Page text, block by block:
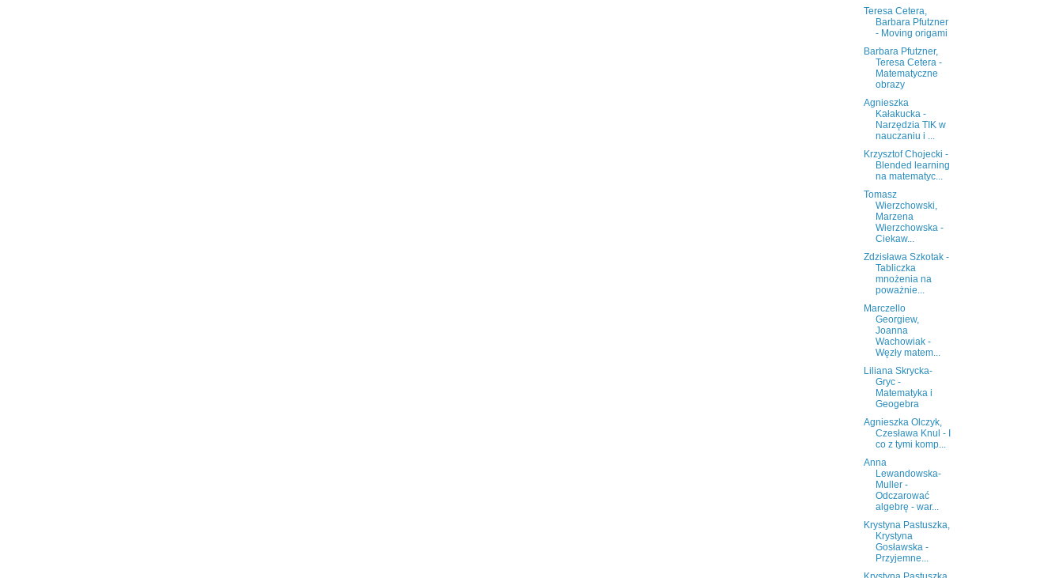
Teresa Cetera,
Barbara Pfutzner
- Moving origami
Barbara Pfutzner,
Teresa Cetera -
Matematyczne
obrazy
Agnieszka
Kałakucka -
Narzędzia TIK w
nauczaniu i ...
Krzysztof Chojecki -
Blended learning
na matematyc...
Tomasz
Wierzchowski,
Marzena
Wierzchowska -
Ciekaw...
Zdzisława Szkotak -
Tabliczka
mnożenia na
poważnie...
Marczello
Georgiew,
Joanna
Wachowiak -
Węzły matem...
Liliana Skrycka-
Gryc -
Matematyka i
Geogebra
Agnieszka Olczyk,
Czesława Knul - I
co z tymi komp...
Anna
Lewandowska-
Muller -
Odczarować
algebrę - war...
Krystyna Pastuszka,
Krystyna
Gosławska -
Przyjemne...